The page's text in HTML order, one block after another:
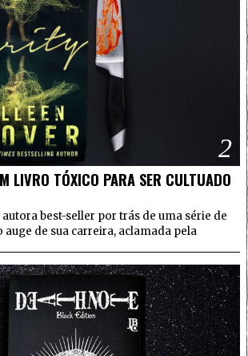
2
LIVRO TÓXICO PARA SER CULTUADO
best-seller por trás de uma série de
auge de sua carreira, aclamada pela